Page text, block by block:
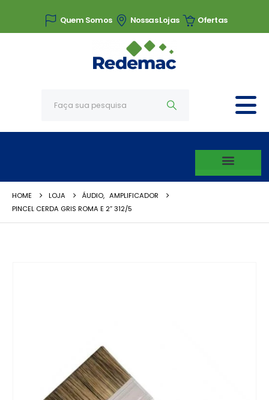
Quem Somos Nossas Lojas Ofertas
HOME LOJA ÁUDIO, AMPLIFICADOR
PINCEL CERDA GRIS ROMA E 2” 312/5